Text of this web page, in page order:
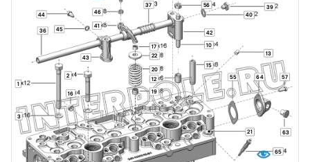
1
2
3
10
12
13
15
16
17
19
20
21
22
36
37
39
40
41
42
43
44
45
46
55
56
57
63
64
65